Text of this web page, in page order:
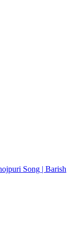
Song | Barish